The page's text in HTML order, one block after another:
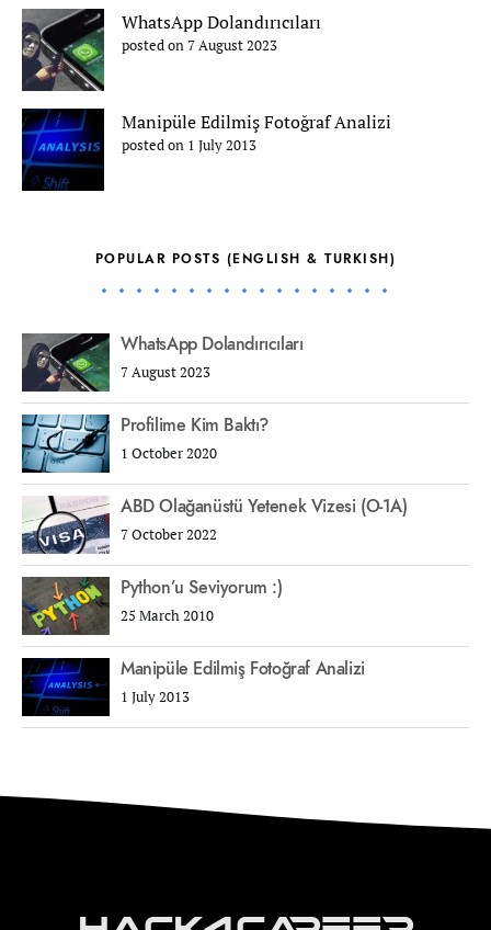
WhatsApp Dolandırıcıları
posted on 7 August 2023
Manipüle Edilmiş Fotoğraf Analizi
posted on 1 July 2013
POPULAR POSTS (ENGLISH & TURKISH)
WhatsApp Dolandırıcıları
7 August 2023
Profilime Kim Baktı?
1 October 2020
ABD Olağanüstü Yetenek Vizesi (O-1A)
7 October 2022
Python’u Seviyorum :)
25 March 2010
Manipüle Edilmiş Fotoğraf Analizi
1 July 2013